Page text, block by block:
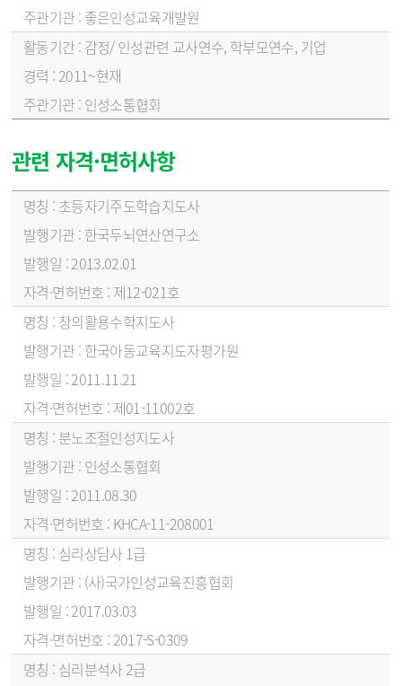
좋은인성교육개발원
감정/ 인성관련 교사연수, 학부모연수, 기업
2011~현재
인성소통협회
관련 자격·면허사항
초등자기주도학습지도사
한국두뇌연산연구소
2013.02.01
제12-021호
창의활용수학지도사
한국아동교육지도자평가원
2011.11.21
제01-11002호
분노조절인성지도사
인성소통협회
2011.08.30
KHCA-11-208001
심리상담사 1급
(사)국가인성교육진흥협회
2017.03.03
2017-S-0309
심리분석사 2급